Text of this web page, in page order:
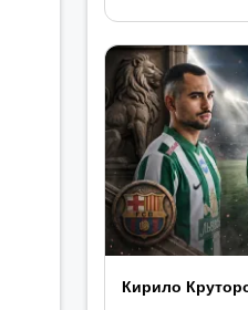
Кирило